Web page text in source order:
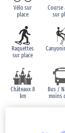
Vélo sur
place
Course
sur
Raquettes
sur place
Châteaux 8
km
Bus /
moins